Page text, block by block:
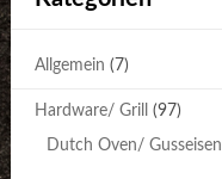
Allgemein (7)
Hardware/ Grill (97)
Dutch Oven/ Gusseisen